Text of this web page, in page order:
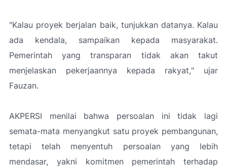
"Kalau proyek berjalan baik, tunjukkan datanya. Kalau
ada kendala, sampaikan kepada masyarakat.
Pemerintah yang transparan tidak akan takut
menjelaskan pekerjaannya kepada rakyat," ujar
Fauzan.
AKPERSI menilai bahwa persoalan ini tidak lagi
semata-mata menyangkut satu proyek pembangunan,
tetapi telah menyentuh persoalan yang lebih
mendasar, yakni komitmen pemerintah terhadap